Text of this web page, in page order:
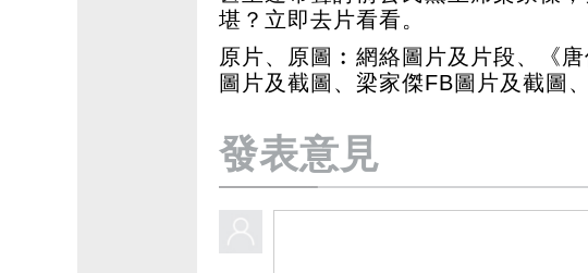
堪？立即去片看看。
原片、原圖︰網絡圖片及片段、《
圖片及截圖、梁家傑FB圖片及截圖
發表意見